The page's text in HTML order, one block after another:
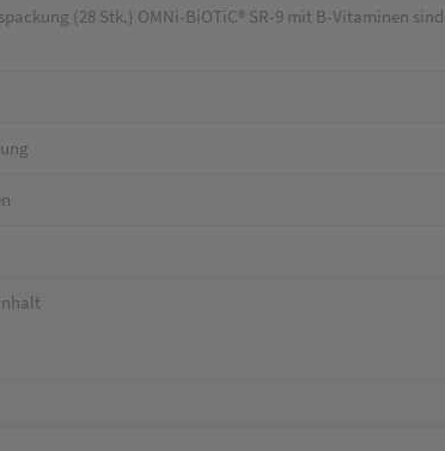
(28 Stk.) OMNi-BiOTiC® SR-9 mit B-Vitaminen